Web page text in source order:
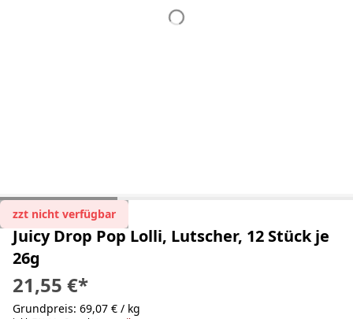
zzt nicht verfügbar
Juicy Drop Pop Lolli, Lutscher, 12 Stück je
26g
21,55 €*
Grundpreis: 69,07 € / kg